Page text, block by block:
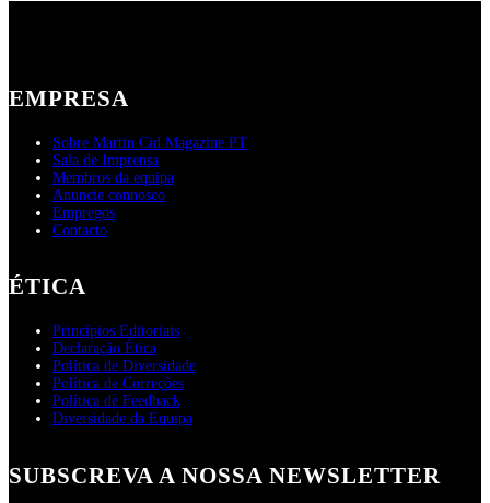
EMPRESA
Sobre Martin Cid Magazine PT
Sala de Imprensa
Membros da equipa
Anuncie connosco
Empregos
Contacto
ÉTICA
Princípios Editoriais
Declaração Ética
Política de Diversidade
Política de Correções
Política de Feedback
Diversidade da Equipa
SUBSCREVA A NOSSA NEWSLETTER